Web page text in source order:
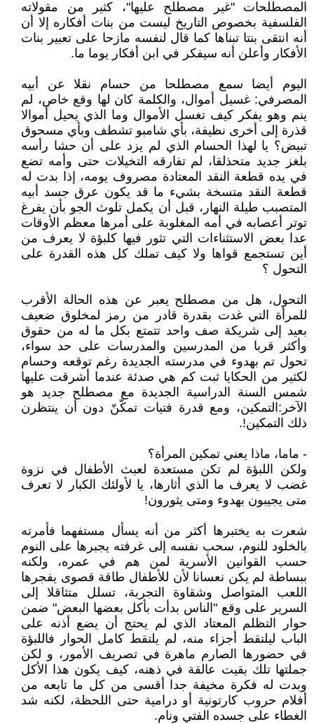
المصطلحات "غير مصطلح عليها"، كثير من مقولاته
الفلسفية بخصوص التاريخ ليست من بنات أفكاره إلا أن
أنه انتقى بنتا تبناها كما قال لنفسه مازحا على تعبير بنات
الأفكار وأعلن أنه سيفكر في ابن أفكار يوما ما.
اليوم أيضا سمع مصطلحا من حسام نقلا عن أبيه
المصرفي: غسيل أموال، والكلمة كان لها وقع خاص، لم
ينم وهو يفكر كيف تغسل الأموال وما الذي يحيل أموالا
قذرة إلى أخرى نظيفة، بأي شامبو تشطف وبأي مسحوق
تبيض؟ يا لهذا الحسام الذي لم يزد على أن حشا رأسه
بلغز جديد متحذلقا، لم تفارقه التخيلات حتى وأمه تضع
في يده قطعة النقد المعتادة مصروف يومه، إذا بدت له
قطعة النقد متسخة بشيء ما قد يكون عرق جسد أبيه
المتصبب طيلة النهار، قبل أن يكمل تلوث الجو بأن يفرغ
توتر أعصابه في أمه المغلوبة على أمرها معظم الأوقات
عدا بعض الاستثناءات التي تثور فيها كلبؤة لا يعرف من
أين تستجمع قواها ولا كيف تملك كل هذه القدرة على
التحول ؟
التحول، هل من مصطلح يعبر عن هذه الحالة الأقرب
للمرأة التي غدت بقدرة قادر من رمز لمخلوق ضعيف
بعيد إلى شريكة صف واحد تتمتع بكل ما له من حقوق
وأكثر قربا من المدرسين والمدرسات على حد سواء،
تحول تم بهدوء في مدرسته الجديدة رغم توقعه وحسام
لكثير من الحكايا ثبت كم هي صدئة عندما أشرقت عليها
شمس السنة الدراسية الجديدة مع مصطلح جديد هو
الآخر:التمكين، ومع قدرة فتيات تمكّنّ دون أن ينتظرن
ذلك التمكين!.
- ماما، ماذا يعني تمكين المرأة؟
ولكن اللبؤة لم تكن مستعدة لعبث الأطفال في نزوة
غضب لا يعرف ما الذي أثارها، يا لأولئك الكبار لا تعرف
متى يجيبون بهدوء ومتى يثورون!
شعرت به يختبرها أكثر من أنه يسأل مستفهما فأمرته
بالخلود للنوم، سحب نفسه إلى غرفته يجبرها على النوم
حسب القوانين الأسرية لمن هم في عمره، ولكنه
ببساطة لم يكن نعسانا لأن للأطفال طاقة قصوى يفجرها
اللعب المتواصل وشقاوة التجربة، تسلل متثاقلا إلى
السرير على وقع "الناس بدأت بأكل بعضها البعض" ضمن
حوار التظلم المعتاد الذي لم يحتج أن يضع أذنه على
الباب ليلتقط أجزاء منه، لم يلتقط كامل الحوار فاللبؤة
في حضورها الصارم ماهرة في تصريف الأمور، و لكن
جملتها تلك بقيت عالقة في ذهنه، كيف يكون هذا الأكل
وبدت له فكرة مخيفة جدا أقسى من كل ما تابعه من
أفلام حروب كارتونية أو درامية حتى اللحظة، لكنه شد
الغطاء على جسده الفتي ونام.